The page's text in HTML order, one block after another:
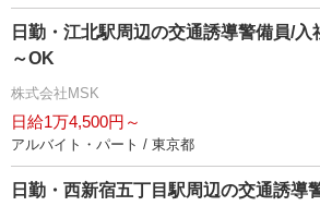
日勤・江北駅周辺の交通誘導警備員/入
～OK
株式会社MSK
日給1万4,500円～
アルバイト・パート / 東京都
日勤・西新宿五丁目駅周辺の交通誘導